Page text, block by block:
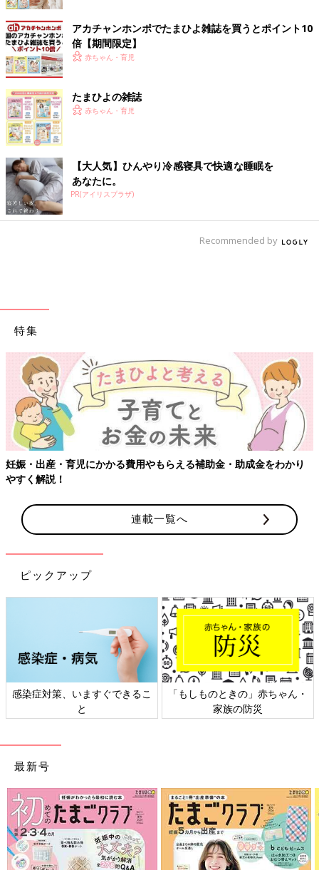
アカチャンホンポでたまひよ雑誌を買うとポイント10
倍【期間限定】
赤ちゃん・育児
たまひよの雑誌
赤ちゃん・育児
【大人気】ひんやり冷感寝具で快適な睡眠を
あなたに。
PR(アイリスプラザ)
Recommended by
特集
育児にかかる費用やもらえる補助金・助成金をわかり
【ワクチ
連載一覧へ
ピックアップ
策、いますぐできるこ
「もしものときの」赤ちゃん・
家族の防災
日本外
最新号